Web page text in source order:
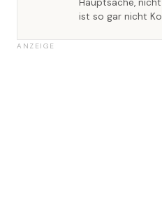
Hauptsache,
ist so gar nicht
ANZEIGE